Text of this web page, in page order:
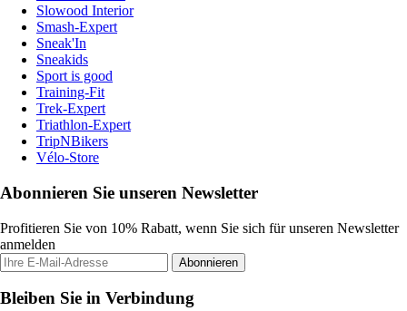
Slowood Interior
Smash-Expert
Sneak'In
Sneakids
Sport is good
Training-Fit
Trek-Expert
Triathlon-Expert
TripNBikers
Vélo-Store
Abonnieren Sie unseren Newsletter
Profitieren Sie von 10% Rabatt, wenn Sie sich für unseren Newsletter
anmelden
Abonnieren
Bleiben Sie in Verbindung